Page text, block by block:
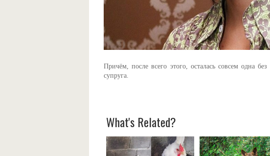
Причём, после всего этого, осталась совсем одна
супруга.
What's Related?